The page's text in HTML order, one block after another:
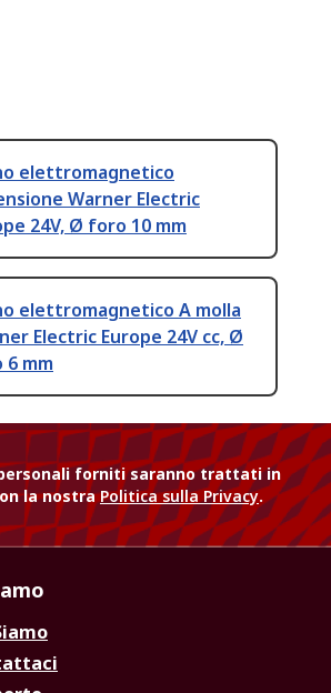
elettromagnetico
Warner Electric
24V, Ø foro 10 mm
elettromagnetico A molla
Electric Europe 24V cc, Ø
mm
forniti saranno trattati in
la nostraPolitica sulla Privacy.